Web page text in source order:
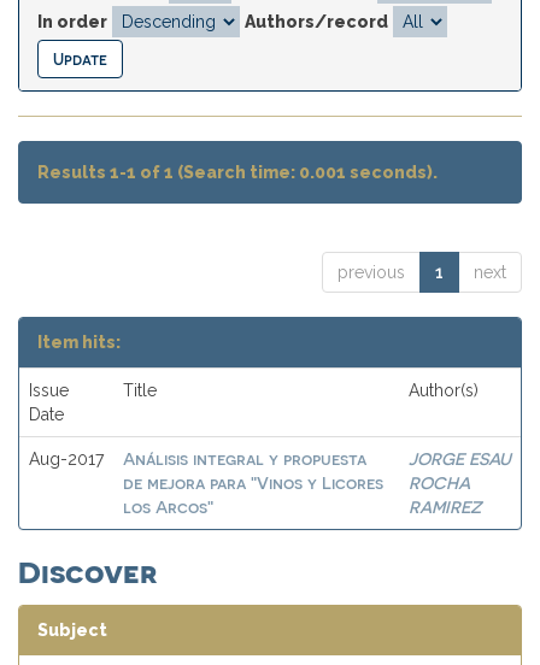
In order
Authors/record
Results 1-1 of 1 (Search time: 0.001 seconds).
previous 1 next
Item hits:
Issue
Date
Title Author(s)
Aug-2017
Análisis integral y propuesta
de mejora para "Vinos y Licores
los Arcos"
JORGE ESAU
ROCHA
RAMIREZ
Discover
Subject